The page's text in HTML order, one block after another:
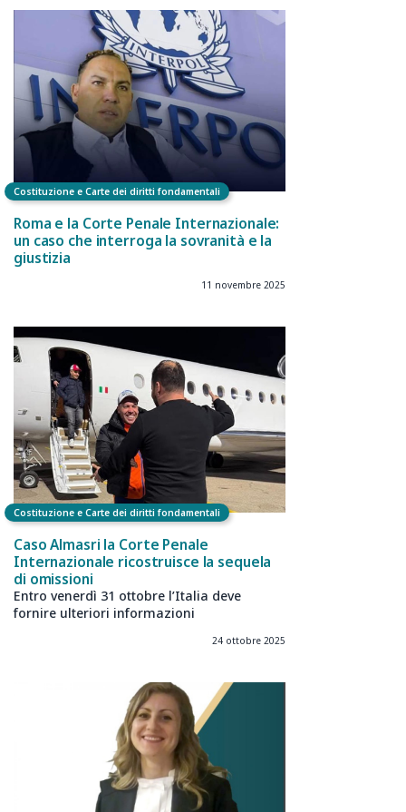
Costituzione e Carte dei diritti fondamentali
Roma e la Corte Penale Internazionale:
un caso che interroga la sovranità e la
giustizia
11 novembre 2025
Costituzione e Carte dei diritti fondamentali
Caso Almasri la Corte Penale
Internazionale ricostruisce la sequela
di omissioni
Entro venerdì 31 ottobre l’Italia deve
fornire ulteriori informazioni
24 ottobre 2025